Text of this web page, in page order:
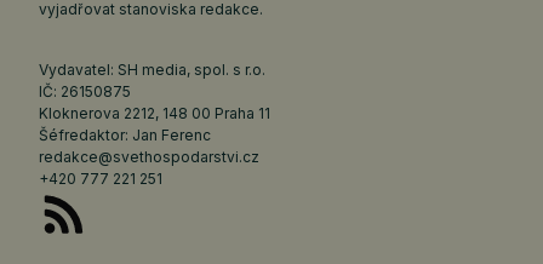
vyjadřovat stanoviska redakce.
Vydavatel: SH media, spol. s r.o.
IČ: 26150875
Kloknerova 2212, 148 00 Praha 11
Šéfredaktor: Jan Ferenc
redakce@svethospodarstvi.cz
+420 777 221 251